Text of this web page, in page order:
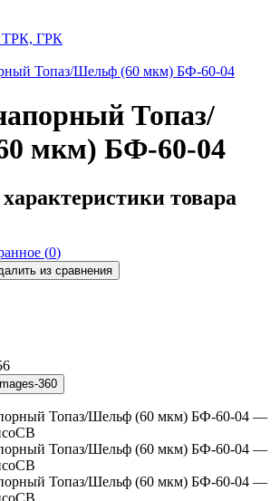
ТРК, ГРК
Топаз/Шельф (60 мкм) БФ-60-04
Топаз/
мкм) БФ-60-04
товара
(0)
из сравнения